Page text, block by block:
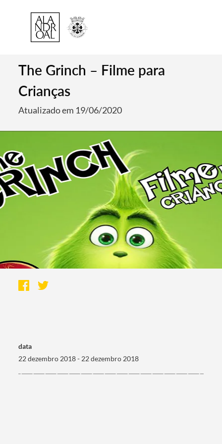
The Grinch – Filme para
Crianças
Atualizado em 19/06/2020
data
22 dezembro 2018 - 22 dezembro 2018